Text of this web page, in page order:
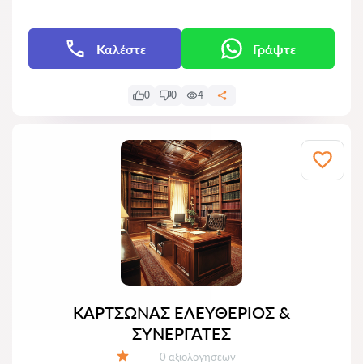
Καλέστε Γράψτε
0 0 4
ΚΑΡΤΣΩΝΑΣ ΕΛΕΥΘΕΡΙΟΣ &
ΣΥΝΕΡΓΑΤΕΣ
Αξιολογήσεις:
0 αξιολογήσεων